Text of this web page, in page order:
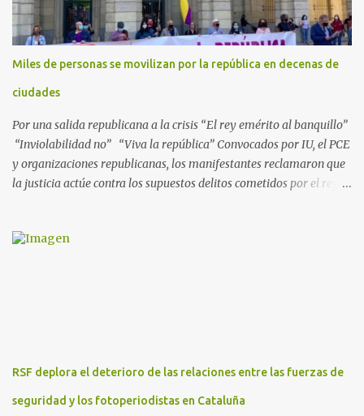
2014, para obtener a cambio la materialización de los contratos. El
Ministerio Público lleva a cabo esta acusación en una de las piezas
separadas del llamado 'caso Defex', que investiga once ventas
ejecutadas en este periodo, y atribuye a José Ignacio Encinas
Charro, presidente de la compañía pública hasta 2013, los
Miles de personas se movilizan por la república en decenas de
ciudades
Por una salida republicana a la crisis “El rey emérito al banquillo”
“Inviolabilidad no” “Viva la república” Convocados por IU, el PCE
y organizaciones republicanas, los manifestantes reclamaron que
la justicia actúe contra los supuestos delitos cometidos por el rey
planificó en verano esta convocatoria como reacción a los
anticorrupción de los estados español y helvético ya están
investigando supuestos delitos de «cohecho internacional y
RSF deplora el deterioro de las relaciones entre las fuerzas de
seguridad y los fotoperiodistas en Cataluña